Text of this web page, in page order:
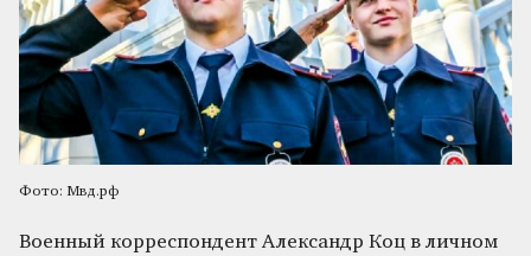
Фото: Мвд.рф
Военный корреспондент Александр Коц в личном